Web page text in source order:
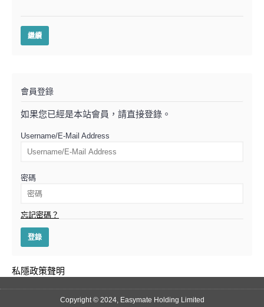
繼續
會員登錄
如果您已經是本站會員，請直接登錄。
Username/E-Mail Address
密碼
忘記密碼？
私隱政策聲明
Copyright © 2024, Easymate Holding Limited